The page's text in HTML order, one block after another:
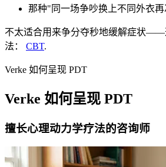
那种"同一场争吵换上不同外衣
不太适合用来争分夺秒地缓解症状——
法：
CBT.
Verke 如何呈现 PDT
Verke 如何呈现 PDT
擅长心理动力学疗法的咨询师